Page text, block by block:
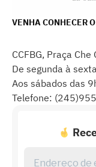
VENHA CONHECER
CCFBG, Praça
De segunda à
Aos sábados das
Telefone: